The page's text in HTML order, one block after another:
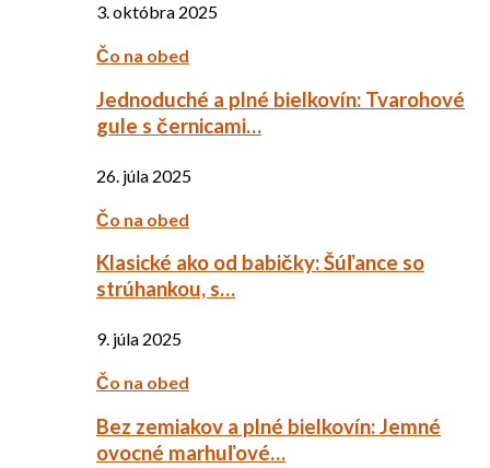
3. októbra 2025
Čo na obed
Jednoduché a plné bielkovín: Tvarohové
gule s černicami…
26. júla 2025
Čo na obed
Klasické ako od babičky: Šúľance so
strúhankou, s…
9. júla 2025
Čo na obed
Bez zemiakov a plné bielkovín: Jemné
ovocné marhuľové…